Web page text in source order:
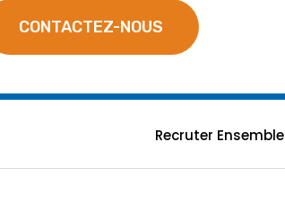
CONTACTEZ-NOUS
Recruter Ensemble